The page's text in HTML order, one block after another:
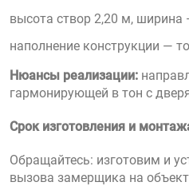
высота створ 2,20 м, ширина
наполнение конструкции —
Нюансы реализации:
гармонирующей в тон с
Срок изготовления и
Обращайтесь: изготовим и
вызова замерщика на